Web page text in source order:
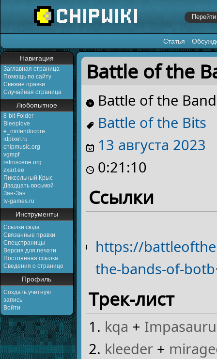
Статья
Навигация
Заглавная страница
Помощь по сайту
Свежие правки
Случайная страница
Любопытное
8-bit Folder
Bleeplove
e_nintendocore
idpixel.ru
chipmusic.org
vgmpf
retroscene.org
zxart.ee
Пиксельный Крыс
Двадцать восьмой
Зан-Зан
tv-games.ru
Инструменты
Ссылки сюда
Связанные правки
Спецстраницы
Версия для печати
Постоянная ссылка
Сведения о странице
Профиль
Создать учётную
запись
Войти
Перейти к:навигация,поиск
Battle of the
Battle of the
Battle of the Bits
13 августа 2023
0:21:10
Ссылки
https://
the-bands-of-botb
Трек-лист
kqa +
kleeder +